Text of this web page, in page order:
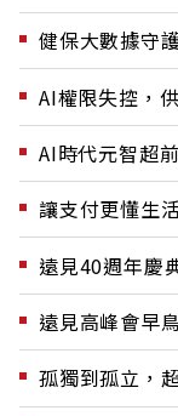
健保大數據守
AI權限失控，
AI時代元智超
讓支付更懂生
遠見40週年慶
遠見高峰會早
孤獨到孤立，